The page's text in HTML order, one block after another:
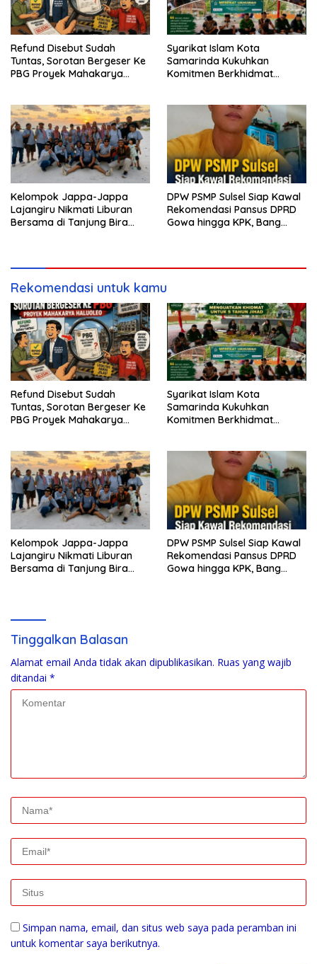
Refund Disebut Sudah
Tuntas, Sorotan Bergeser Ke
PBG Proyek Mahakarya
Syarikat Islam Kota
Samarinda Kukuhkan
Komitmen Berkhidmat
Kelompok Jappa-Jappa
Lajangiru Nikmati Liburan
Bersama di Tanjung Bira
DPW PSMP Sulsel Siap Kawal
Rekomendasi Pansus DPRD
Gowa hingga KPK, Bang
Rekomendasi untuk kamu
Refund Disebut Sudah
Tuntas, Sorotan Bergeser Ke
PBG Proyek Mahakarya
Syarikat Islam Kota
Samarinda Kukuhkan
Komitmen Berkhidmat
Kelompok Jappa-Jappa
Lajangiru Nikmati Liburan
Bersama di Tanjung Bira
DPW PSMP Sulsel Siap Kawal
Rekomendasi Pansus DPRD
Gowa hingga KPK, Bang
Tinggalkan Balasan
Alamat email Anda tidak akan dipublikasikan. Ruas yang wajib
ditandai *
Simpan nama, email, dan situs web saya pada peramban ini
untuk komentar saya berikutnya.